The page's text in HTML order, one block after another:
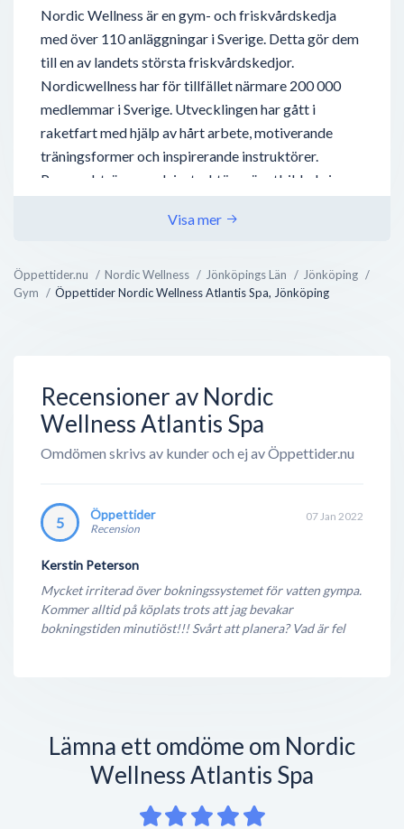
Öppettider.nu Nordic Wellness Jönköpings Län
Jönköping
Gym
Öppettider Nordic Wellness Atlantis Spa, Jönköping
Nordic Wellness är en gym- och friskvårdskedja
med över 110 anläggningar i Sverige. Detta gör dem
till en av landets största friskvårdskedjor.
Nordicwellness har för tillfället närmare 200 000
medlemmar i Sverige. Utvecklingen har gått i
raketfart med hjälp av hårt arbete, motiverande
träningsformer och inspirerande instruktörer.
Personal, tränare och instruktörer är utbildade inom
gymmets förmåga att förnya sig och forma sitt
sina medlemmars önskemål. Idag finns Nordic
Wellnes anläggningar i ett flertal orter i Sverige. De
Visa mer
Recensioner av Nordic
Wellness Atlantis Spa
Omdömen skrivs av kunder och ej av Öppettider.nu
5 Öppettider
Recension
Kerstin Peterson
07 Jan 2022
Mycket irriterad över bokningssystemet för vatten gympa.
Kommer alltid på köplats trots att jag bevakar
bokningstiden minutiöst!!! Svårt att planera? Vad är fel
Lämna ett omdöme om Nordic
Wellness Atlantis Spa